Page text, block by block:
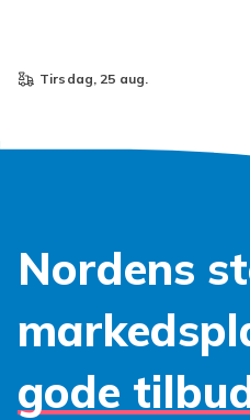
tirsdag, 25 aug.
Nordens
gode